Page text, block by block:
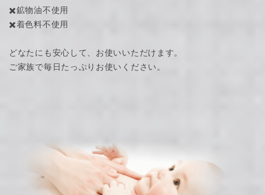
✖️鉱物油不使用
✖️着色料不使用
どなたにも安心して、お使いいただけます。
ご家族で毎日たっぷりお使いください。